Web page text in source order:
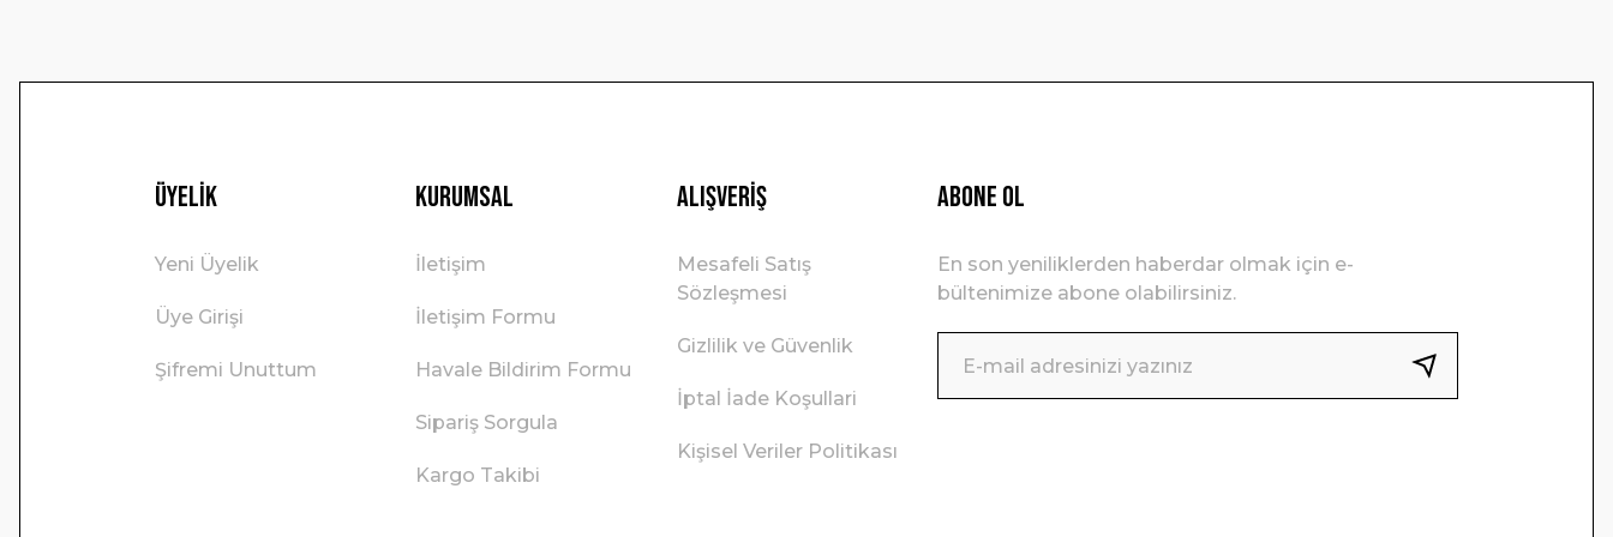
Üyelik
Yeni Üyelik
Üye Girişi
Şifremi Unuttum
Kurumsal
İletişim
İletişim Formu
Havale Bildirim Formu
Sipariş Sorgula
Kargo Takibi
Alışveriş
Mesafeli Satış
Sözleşmesi
Gizlilik ve Güvenlik
İptal İade Koşullari
Kişisel Veriler Politikası
ABONE OL
En son yeniliklerden haberdar olmak için e-
bültenimize abone olabilirsiniz.